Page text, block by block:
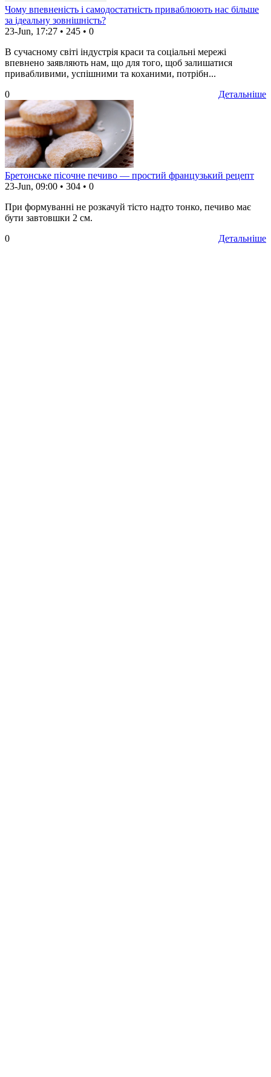
Чому впевненість і самодостатність приваблюють нас більше
за ідеальну зовнішність?
23-Jun, 17:27 • 245 • 0
В сучасному світі індустрія краси та соціальні мережі
впевнено заявляють нам, що для того, щоб залишатися
привабливими, успішними та коханими, потрібн...
Детальніше
0
Бретонське пісочне печиво — простий французький рецепт
23-Jun, 09:00 • 304 • 0
При формуванні не розкачуй тісто надто тонко, печиво має
бути завтовшки 2 см.
Детальніше
0